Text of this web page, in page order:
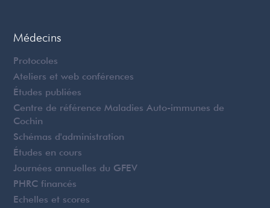
Médecins
Protocoles
Ateliers et web conférences
Études publiées
Centre de référence Maladies Auto-immunes de
Cochin
Schémas d'administration
Études en cours
Journées annuelles du GFEV
PHRC financés
Echelles et scores